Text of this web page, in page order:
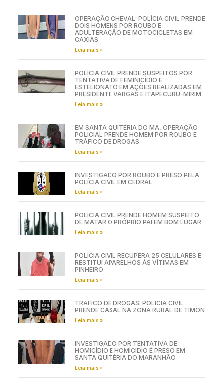
OPERAÇÃO CHEVAL: POLÍCIA CIVIL PRENDE
DOIS HOMENS POR ROUBO E
ADULTERAÇÃO DE MOTOCICLETAS EM
CAXIAS
Leia mais »
POLÍCIA CIVIL PRENDE SUSPEITOS POR
TENTATIVA DE FEMINICÍDIO E
ESTELIONATO EM AÇÕES REALIZADAS EM
PRESIDENTE VARGAS E ITAPECURU-MIRIM
Leia mais »
EM SANTA QUITÉRIA DO MA, OPERAÇÃO
POLICIAL PRENDE HOMEM POR ROUBO E
TRÁFICO DE DROGAS
Leia mais »
INVESTIGADO POR ROUBO É PRESO PELA
POLÍCIA CIVIL EM CEDRAL
Leia mais »
POLÍCIA CIVIL PRENDE HOMEM SUSPEITO
DE MATAR O PRÓPRIO PAI EM BOM LUGAR
Leia mais »
POLÍCIA CIVIL RECUPERA 25 CELULARES E
RESTITUI APARELHOS ÀS VÍTIMAS EM
PINHEIRO
Leia mais »
TRÁFICO DE DROGAS: POLÍCIA CIVIL
PRENDE CASAL NA ZONA RURAL DE TIMON
Leia mais »
INVESTIGADO POR TENTATIVA DE
HOMICÍDIO E HOMICÍDIO É PRESO EM
SANTA QUITÉRIA DO MARANHÃO
Leia mais »